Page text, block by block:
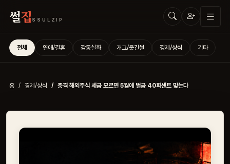
썰집 SSULZIP
전체 연애/결혼 감동실화 개그/웃긴썰 경제/상식 기타
홈 경제/상식 충격 해외주식 세금 모르면 5월에 벌금 40퍼센트 맞는다